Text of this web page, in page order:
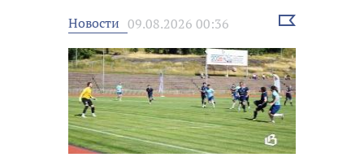
Новости 09.08.2026 00:36
Выбрать